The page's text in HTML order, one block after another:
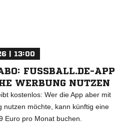
| 13:00
FUSSBALL.DE-APP
WERBUNG NUTZEN
kostenlos: Wer die App aber mit
nutzen möchte, kann künftig eine
Euro pro Monat buchen.